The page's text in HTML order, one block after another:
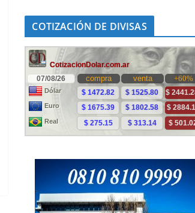
COTIZACIÓN DE DIVISAS